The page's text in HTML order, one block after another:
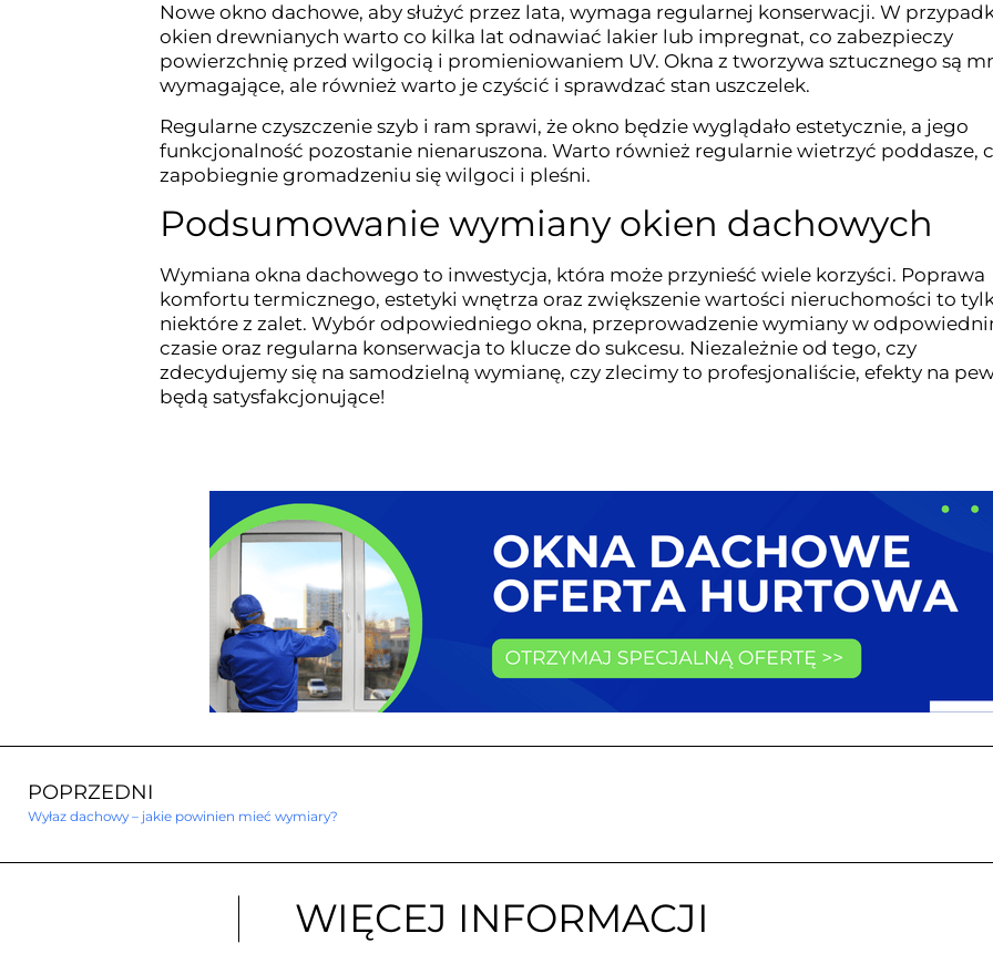
Nowe okno dachowe, aby służyć przez lata, wymaga regularnej konserwacji. W
okien drewnianych warto co kilka lat odnawiać lakier lub impregnat, co zabezpieczy
powierzchnię przed wilgocią i promieniowaniem UV. Okna z tworzywa sztucznego są
wymagające, ale również warto je czyścić i sprawdzać stan uszczelek.
Regularne czyszczenie szyb i ram sprawi, że okno będzie wyglądało estetycznie, a jego
funkcjonalność pozostanie nienaruszona. Warto również regularnie wietrzyć poddasze,
zapobiegnie gromadzeniu się wilgoci i pleśni.
Podsumowanie wymiany okien dachowych
Wymiana okna dachowego to inwestycja, która może przynieść wiele korzyści. Poprawa
komfortu termicznego, estetyki wnętrza oraz zwiększenie wartości nieruchomości to
niektóre z zalet. Wybór odpowiedniego okna, przeprowadzenie wymiany w
czasie oraz regularna konserwacja to klucze do sukcesu. Niezależnie od tego, czy
zdecydujemy się na samodzielną wymianę, czy zlecimy to profesjonaliście, efekty na
będą satysfakcjonujące!
POPRZEDNI
Wyłaz dachowy – jakie powinien mieć wymiary?
WIĘCEJ INFORMACJI